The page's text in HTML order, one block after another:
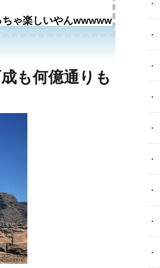
ゃ楽しいやんwwwww
も何億通りも